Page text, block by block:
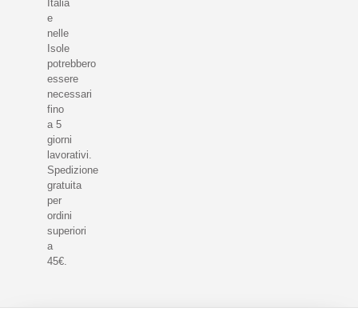
Italia
e
nelle
Isole
potrebbero
essere
necessari
fino
a 5
giorni
lavorativi.
Spedizione
gratuita
per
ordini
superiori
a
45€.